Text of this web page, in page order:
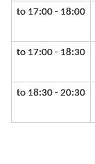
to 17:00 - 18:00
to 17:00 - 18:30
to 18:30 - 20:30